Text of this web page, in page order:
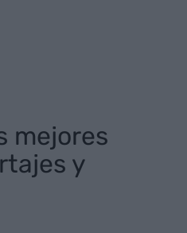
mejores
y